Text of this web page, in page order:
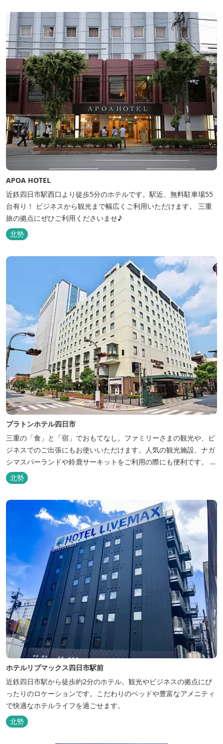
APOA HOTEL
近鉄四日市駅西口より徒歩5分のホテルです。駅近、無料駐車場55
台有り！ ビジネスから観光まで幅広くご利用いただけます。 三重
旅の拠点にぜひご利用くださいませ♪
北勢
プラトンホテル四日市
三重の「食」と「宿」でおもてなし。ファミリーさまの観光や、ビ
ジネスでのご出張にもお使いいただけます。人気の観光施設、ナガ
シマスパーランドや鈴鹿サーキットをご利用の際にも便利です。 和
食、イタリアン、中華と多彩な三重の味をどうぞお楽しみくださ
い。近鉄四日市駅から徒歩３分と、公共交通機関でのお越しにも大
北勢
ホテルリブマックス四日市駅前
近鉄四日市駅から徒歩約2分のホテル。観光やビジネスの拠点にぴ
ったりのロケーションです。こだわりのベッドや豊富なアメニティ
で快適なホテルライフを過ごせます。
北勢